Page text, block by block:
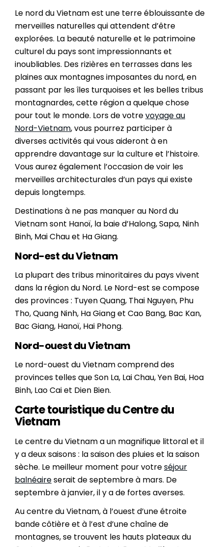
Le nord du Vietnam est une terre éblouissante de
merveilles naturelles qui attendent d’être
explorées. La beauté naturelle et le patrimoine
culturel du pays sont impressionnants et
inoubliables. Des rizières en terrasses dans les
plaines aux montagnes imposantes du nord, en
passant par les îles turquoises et les belles tribus
montagnardes, cette région a quelque chose
pour tout le monde. Lors de votrevoyage au
Nord-Vietnam, vous pourrez participer à
diverses activités qui vous aideront à en
apprendre davantage sur la culture et l’histoire.
Vous aurez également l’occasion de voir les
merveilles architecturales d’un pays qui existe
depuis longtemps.
Destinations à ne pas manquer au Nord du
Vietnam sont Hanoï, la baie d’Halong, Sapa, Ninh
Binh, Mai Chau et Ha Giang.
Nord-est du Vietnam
La plupart des tribus minoritaires du pays vivent
dans la région du Nord. Le Nord-est se compose
des provinces : Tuyen Quang, Thai Nguyen, Phu
Tho, Quang Ninh, Ha Giang et Cao Bang, Bac Kan,
Bac Giang, Hanoï, Hai Phong.
Nord-ouest du Vietnam
Le nord-ouest du Vietnam comprend des
provinces telles que Son La, Lai Chau, Yen Bai, Hoa
Binh, Lao Cai et Dien Bien.
Carte touristique du Centre du
Vietnam
Le centre du Vietnam a un magnifique littoral et il
y a deux saisons : la saison des pluies et la saison
sèche. Le meilleur moment pour votreséjour
balnéaireserait de septembre à mars. De
septembre à janvier, il y a de fortes averses.
Au centre du Vietnam, à l’ouest d’une étroite
bande côtière et à l’est d’une chaîne de
montagnes, se trouvent les hauts plateaux du